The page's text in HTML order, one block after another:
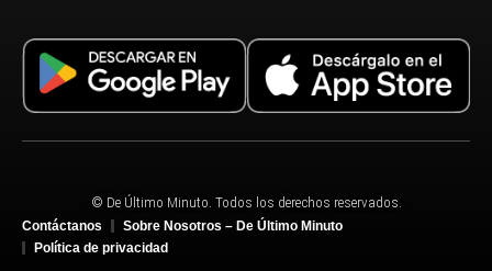
© De Último Minuto. Todos los derechos reservados.
Contáctanos
Sobre Nosotros – De Último Minuto
Política de privacidad